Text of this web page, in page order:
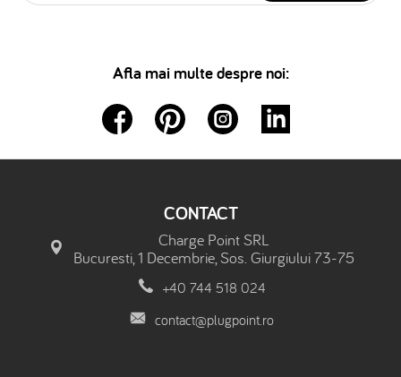
Afla mai multe despre noi:
CONTACT
Charge Point SRL
Bucuresti, 1 Decembrie, Sos. Giurgiului 73-75
+40 744 518 024
contact@plugpoint.ro